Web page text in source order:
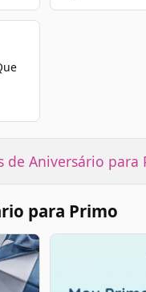
de Aniversário para
para Primo